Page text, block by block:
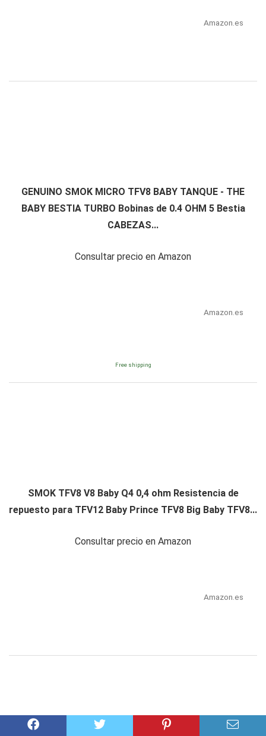
Amazon.es
GENUINO SMOK MICRO TFV8 BABY TANQUE - THE
BABY BESTIA TURBO Bobinas de 0.4 OHM 5 Bestia
CABEZAS...
Consultar precio en Amazon
Amazon.es
Free shipping
SMOK TFV8 V8 Baby Q4 0,4 ohm Resistencia de
repuesto para TFV12 Baby Prince TFV8 Big Baby TFV8...
Consultar precio en Amazon
Amazon.es